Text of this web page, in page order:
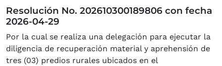
Resolución No. 202610300189806 con fecha
2026-04-29
Por la cual se realiza una delegación para ejecutar la
diligencia de recuperación material y aprehensión de
tres (03) predios rurales ubicados en el